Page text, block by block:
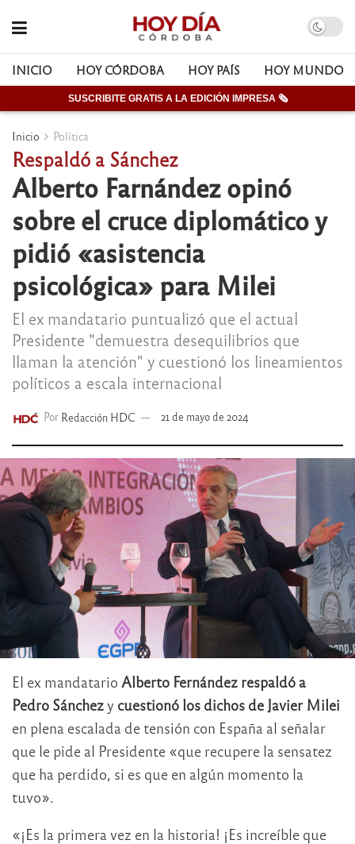
INICIO HOY CÓRDOBA HOY PAÍS HOY MUNDO
SUSCRIBITE GRATIS A LA EDICIÓN IMPRESA 🗞
Inicio Política
Respaldó a Sánchez
Alberto Farnández opinó
sobre el cruce diplomático y
pidió «asistencia
psicológica» para Milei
El ex mandatario puntualizó que el actual
Presidente "demuestra desequilibrios que
llaman la atención" y cuestionó los lineamientos
políticos a escala internacional
Por Redacción HDC 21 de mayo de 2024
El ex mandatario Alberto Fernández respaldó a
Pedro Sánchezy cuestionó los dichos de Javier Milei
en plena escalada de tensión con España al señalar
que le pide al Presidente «que recupere la sensatez
que ha perdido, si es que en algún momento la
tuvo».
«¡Es la primera vez en la historia! ¡Es increíble que